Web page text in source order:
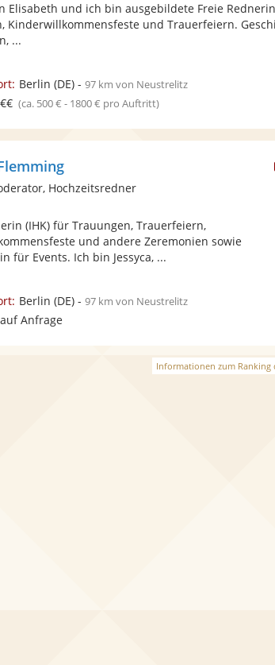
Elisabeth und ich bin ausgebildete Freie
Kinderwillkommensfeste und Trauerfeiern.
...
Berlin (DE)- 97 km von Neustrelitz
€€ (ca. 500 € - 1800 € pro Auftritt)
Hochzeitsredner
(IHK) für Trauungen, Trauerfeiern,
und andere Zeremonien sowie
für Events. Ich bin Jessyca, ...
Berlin (DE)- 97 km von Neustrelitz
auf Anfrage
Informationen zum Ranking